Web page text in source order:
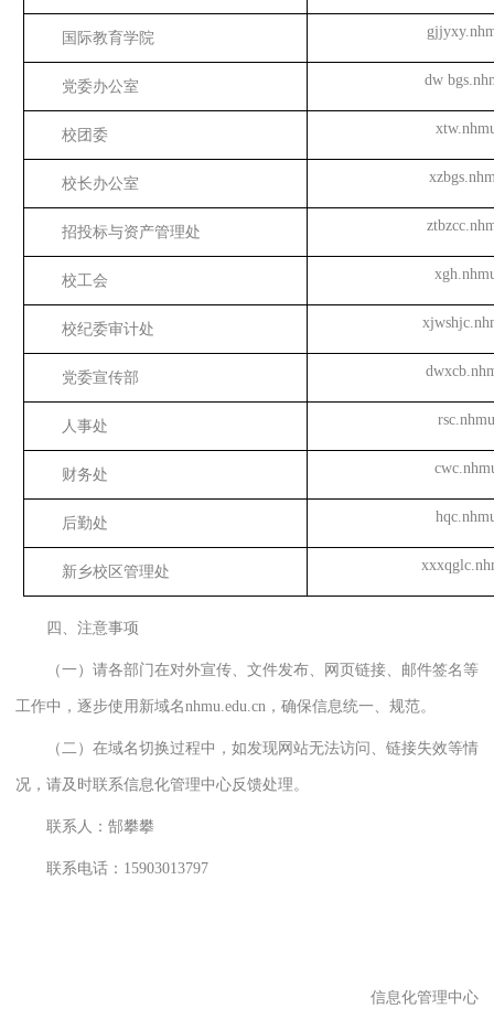
国际教育学院
党委办公室 dw
校团委
校长办公室
招投标与资产管理处
校工会
校纪委审计处
党委宣传部
人事处
财务处
后勤处
新乡校区管理处
四、注意事项
（一）请各部门在对外宣传、文件发布、网页链接、邮件签名等
工作中，逐步使用新域名nhmu.edu.cn，确保信息统一、规范。
（二）在域名切换过程中，如发现网站无法访问、链接失效等情
况，请及时联系信息化管理中心反馈处理。
联系人：郜攀攀
联系电话： 15903013797
信息化管理中心